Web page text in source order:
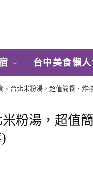
台中美食懶人
台北米粉湯，超值簡餐、炸
粉湯，超值簡